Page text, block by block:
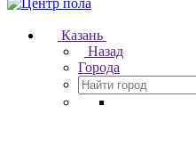
Казань
Назад
Города